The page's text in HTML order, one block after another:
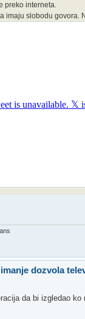
preko interneta.
imaju slobodu govora.
dozvola
da bi izgledao